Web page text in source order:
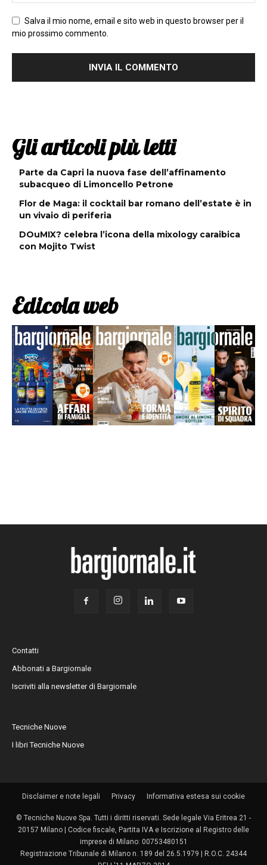
Salva il mio nome, email e sito web in questo browser per il
mio prossimo commento.
Gli articoli più letti
Parte da Capri la nuova fase dell’affinamento
subacqueo di Limoncello Petrone
Flor de Maga: il cocktail bar romano dell’estate è in
un vivaio di periferia
DOuMIX? celebra l’icona della mixology caraibica
con Mojito Twist
Edicola web
Contatti
Abbonati a Bargiornale
Iscriviti alla newsletter di Bargiornale
Tecniche Nuove
I libri Tecniche Nuove
Disclaimer e note legali Privacy Informativa estesa sui cookie
© Tecniche Nuove Spa. Tutti i diritti riservati. Sede legale Via Eritrea 21 -
20157 Milano | Codice fiscale, Partita IVA e Iscrizione al Registro delle
imprese di Milano: 00753480151
Registrazione Tribunale di Milano n. 189 del 26.5.1979 | R.O.C. 24344